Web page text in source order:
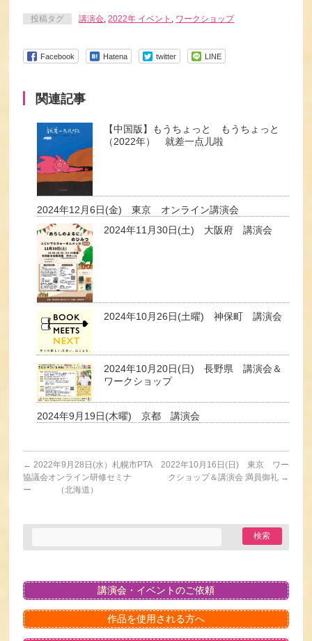
投稿タグ 講演会,2022年 イベント , ワークショップ
Facebook Hatena twitter LINE
関連記事
【中国版】もうちょっと もうちょっと
（2022年） 就差一点儿啦
2024年12月6日(金) 東京 オンライン講演会
2024年11月30日(土) 大阪府 講演会
2024年10月26日(土曜) 神保町 講演会
2024年10月20日(日) 長野県 講演会＆
ワークショップ
2024年9月19日(木曜) 京都 講演会
← 2022年9月28日(水）札幌市PTA
協議会オンライン研修セミナ
ー （北海道）
2022年10月16日(日) 東京 ワー
クショップ＆講演会 満員御礼 →
講演会・イベントのご依頼
作品を使用される方へ